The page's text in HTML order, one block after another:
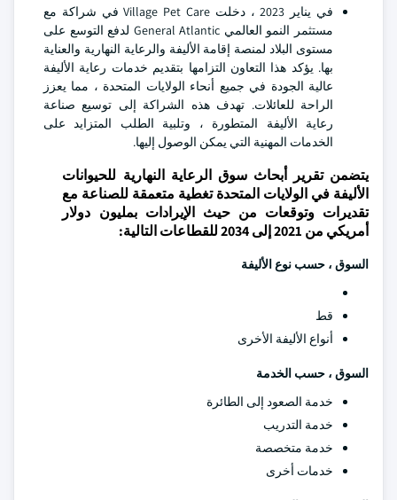
في يناير 2023 ، دخلت Village Pet Care في شراكة مع
مستثمر النمو العالمي General Atlantic لدفع التوسع على
مستوى البلاد لمنصة إقامة الأليفة والرعاية النهارية والعناية
بها. يؤكد هذا التعاون التزامها بتقديم خدمات رعاية الأليفة
عالية الجودة في جميع أنحاء الولايات المتحدة ، مما يعزز
الراحة للعائلات. تهدف هذه الشراكة إلى توسيع صناعة
رعاية الأليفة المتطورة ، وتلبية الطلب المتزايد على
الخدمات المهنية التي يمكن الوصول إليها.
يتضمن تقرير أبحاث سوق الرعاية النهارية للحيوانات
الأليفة في الولايات المتحدة تغطية متعمقة للصناعة مع
تقديرات وتوقعات من حيث الإيرادات بمليون دولار
أمريكي من 2021 إلى 2034 للقطاعات التالية:
السوق ، حسب نوع الأليفة
قط
أنواع الأليفة الأخرى
السوق ، حسب الخدمة
خدمة الصعود إلى الطائرة
خدمة التدريب
خدمة متخصصة
خدمات أخرى